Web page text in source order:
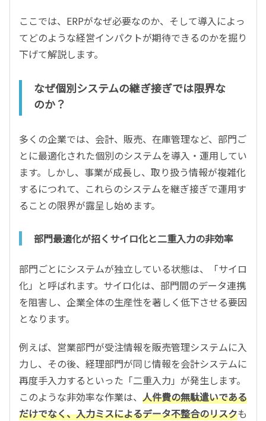
ここでは、ERPがなぜ必要なのか、そして導入によっ
てどのような経営インパクトが期待できるのかを掘り
下げて解説します。
なぜ個別システムの継ぎ接ぎでは限界な
のか？
多くの企業では、会計、販売、在庫管理など、部門ご
とに最適化された個別のシステムを導入・運用してい
ます。しかし、事業が成長し、取り扱う情報が複雑化
するにつれて、これらのシステムを継ぎ接ぎで運用す
ることの限界が露呈し始めます。
部門最適化が招くサイロ化と二重入力の非効率
部門ごとにシステムが独立している状態は、「サイロ
化」と呼ばれます。サイロ化は、部門間のデータ連携
を阻害し、企業全体の生産性を著しく低下させる要因
となります。
例えば、営業部門が受注情報を販売管理システムに入
力し、その後、経理部門が同じ情報を会計システムに
再度手入力するといった「二重入力」が発生します。
このような非効率な作業は、 人件費の無駄遣いである
だけでなく、入力ミスによるデータ不整合のリスクも